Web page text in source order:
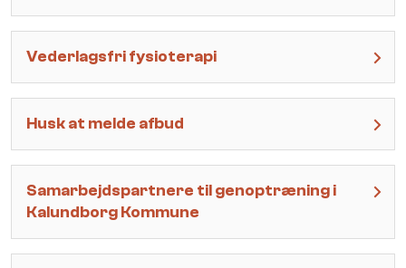
Vederlagsfri fysioterapi
Husk at melde afbud
Samarbejdspartnere til genoptræning i
Kalundborg Kommune